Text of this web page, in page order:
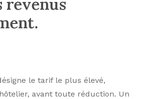
revenus
le tarif le plus élevé,
avant toute réduction. Un